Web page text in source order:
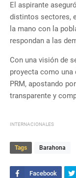
El aspirante
distintos sectores,
la mano con la
respondan a las
Con una visión de
proyecta como una
PRM, apostando
transparente y
INTERNACIONALES
Tags Barahona